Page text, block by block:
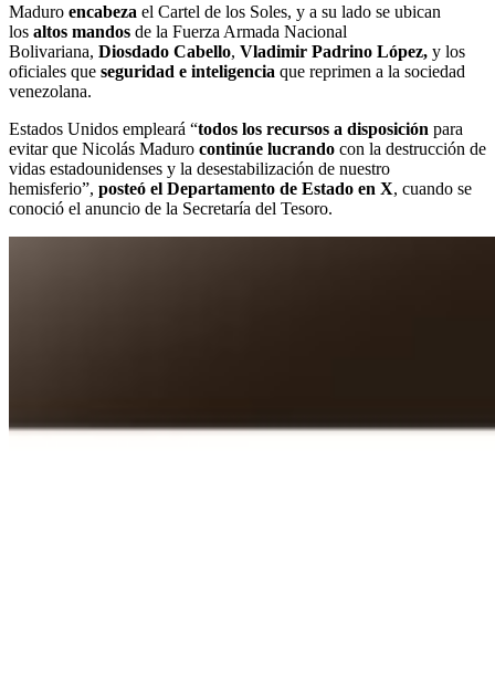
Maduro encabeza el Cartel de los Soles, y a su lado se ubican
los altos mandos de la Fuerza Armada Nacional
Bolivariana, Diosdado Cabello, Vladimir Padrino López, y los
oficiales que seguridad e inteligencia que reprimen a la sociedad
venezolana.
Estados Unidos empleará “todos los recursos a disposición para
evitar que Nicolás Maduro continúe lucrando con la destrucción de
vidas estadounidenses y la desestabilización de nuestro
hemisferio”, posteó el Departamento de Estado en X, cuando se
conoció el anuncio de la Secretaría del Tesoro.